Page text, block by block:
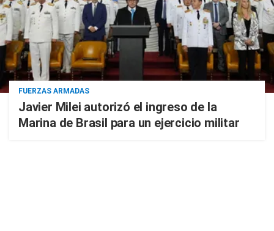
FUERZAS ARMADAS
Javier Milei autorizó el ingreso de la
Marina de Brasil para un ejercicio militar